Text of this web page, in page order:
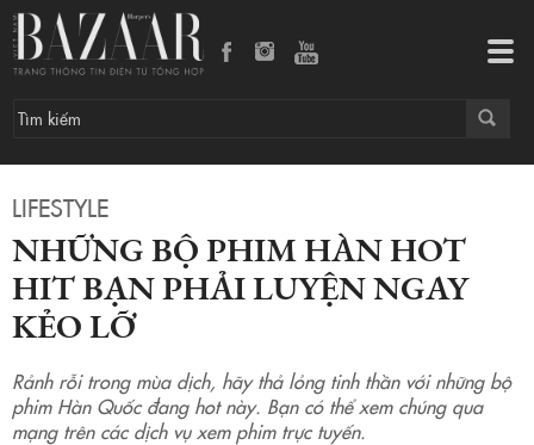
LIFESTYLE
NHỮNG BỘ PHIM HÀN HOT
HIT BẠN PHẢI LUYỆN NGAY
KẺO LỠ
Rảnh rỗi trong mùa dịch, hãy thả lỏng tinh thần với những bộ
phim Hàn Quốc đang hot này. Bạn có thể xem chúng qua
mạng trên các dịch vụ xem phim trực tuyến.